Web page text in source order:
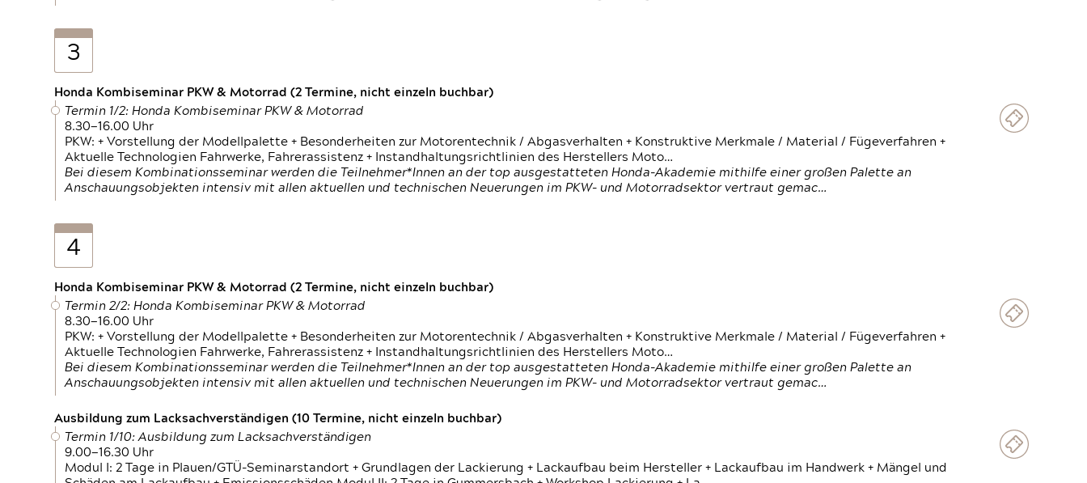
3
Honda Kombiseminar PKW & Motorrad (2 Termine, nicht einzeln buchbar)
Termin 1/2: Honda Kombiseminar PKW & Motorrad
8.30—16.00 Uhr
PKW: + Vorstellung der Modellpalette + Besonderheiten zur Motorentechnik / Abgasverhalten + Konstruktive Merkmale / Material / Fügeverfahren +
Aktuelle Technologien Fahrwerke, Fahrerassistenz + Instandhaltungsrichtlinien des Herstellers Moto…
Bei diesem Kombinationsseminar werden die Teilnehmer*Innen an der top ausgestatteten Honda-Akademie mithilfe einer großen Palette an
Anschauungsobjekten intensiv mit allen aktuellen und technischen Neuerungen im PKW- und Motorradsektor vertraut gemac…
4
Honda Kombiseminar PKW & Motorrad (2 Termine, nicht einzeln buchbar)
Termin 2/2: Honda Kombiseminar PKW & Motorrad
8.30—16.00 Uhr
PKW: + Vorstellung der Modellpalette + Besonderheiten zur Motorentechnik / Abgasverhalten + Konstruktive Merkmale / Material / Fügeverfahren +
Aktuelle Technologien Fahrwerke, Fahrerassistenz + Instandhaltungsrichtlinien des Herstellers Moto…
Bei diesem Kombinationsseminar werden die Teilnehmer*Innen an der top ausgestatteten Honda-Akademie mithilfe einer großen Palette an
Anschauungsobjekten intensiv mit allen aktuellen und technischen Neuerungen im PKW- und Motorradsektor vertraut gemac…
Ausbildung zum Lacksachverständigen (10 Termine, nicht einzeln buchbar)
Termin 1/10: Ausbildung zum Lacksachverständigen
9.00—16.30 Uhr
Modul I: 2 Tage in Plauen/GTÜ-Seminarstandort + Grundlagen der Lackierung + Lackaufbau beim Hersteller + Lackaufbau im Handwerk + Mängel und